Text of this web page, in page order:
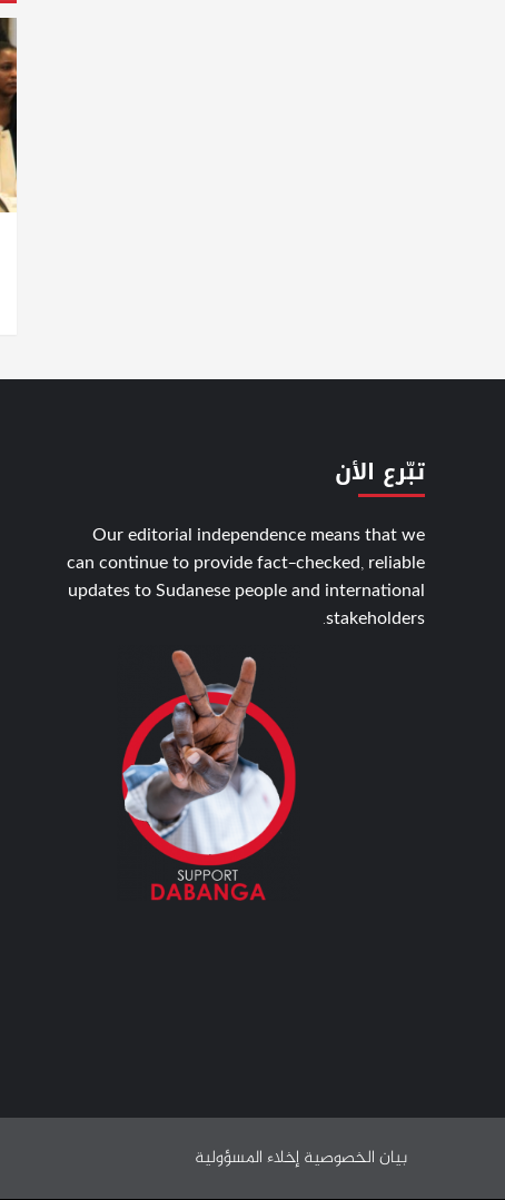
تبّرع الأن
Our editorial independence means that we
can continue to provide fact-checked, reliable
updates to Sudanese people and international
stakeholders.
بيان الخصوصيةإخلاء المسؤولية